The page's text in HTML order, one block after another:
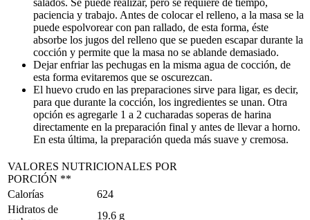
salados. Se puede realizar, pero se requiere de tiempo,
paciencia y trabajo. Antes de colocar el relleno, a la masa se la
puede espolvorear con pan rallado, de esta forma, éste
absorbe los jugos del relleno que se pueden escapar durante la
cocción y permite que la masa no se ablande demasiado.
Dejar enfriar las pechugas en la misma agua de cocción, de
esta forma evitaremos que se oscurezcan.
El huevo crudo en las preparaciones sirve para ligar, es decir,
para que durante la cocción, los ingredientes se unan. Otra
opción es agregarle 1 a 2 cucharadas soperas de harina
directamente en la preparación final y antes de llevar a horno.
En esta última, la preparación queda más suave y cremosa.
VALORES NUTRICIONALES POR
PORCIÓN **
Calorías
624
Hidratos de
19.6 g